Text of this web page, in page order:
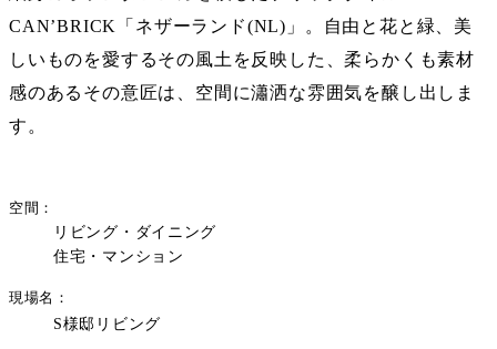
CAN’BRICK「 ネザーランド(NL) 」。自由と花と緑、美
しいものを愛するその風土を反映した、柔らかくも素材
感のあるその意匠は、空間に瀟洒な雰囲気を醸し出しま
す。
空間
リビング・ダイニング
住宅・マンション
現場名
S様邸リビング